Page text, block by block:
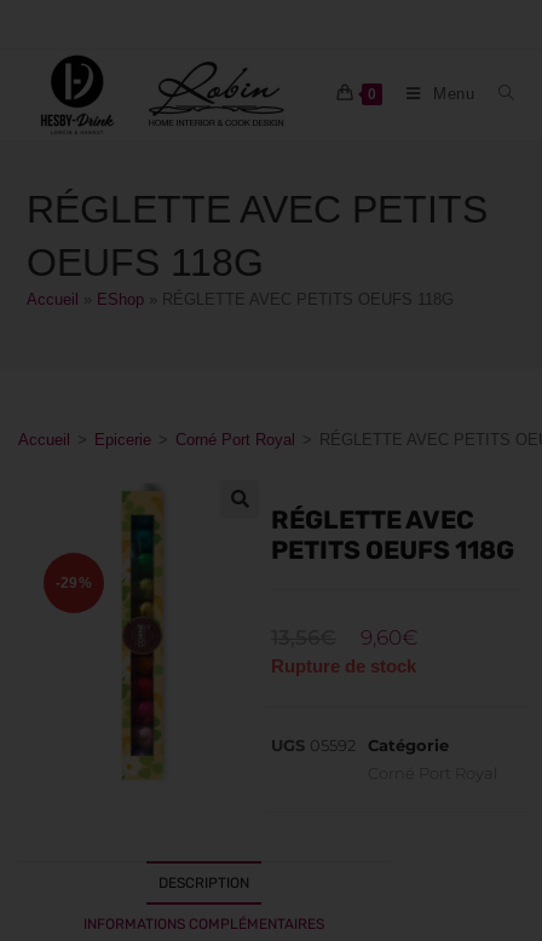
0 Menu
RÉGLETTE AVEC PETITS
OEUFS 118G
Accueil EShop RÉGLETTE AVEC PETITS OEUFS 118G
Accueil > Epicerie > Corné Port Royal > RÉGLETTE AVEC PETITS
-29%
RÉGLETTE AVEC
PETITS OEUFS 118G
9,60€
Rupture de stock
UGS 05592
Catégorie
Corné Port Royal
DESCRIPTION
INFORMATIONS COMPLÉMENTAIRES